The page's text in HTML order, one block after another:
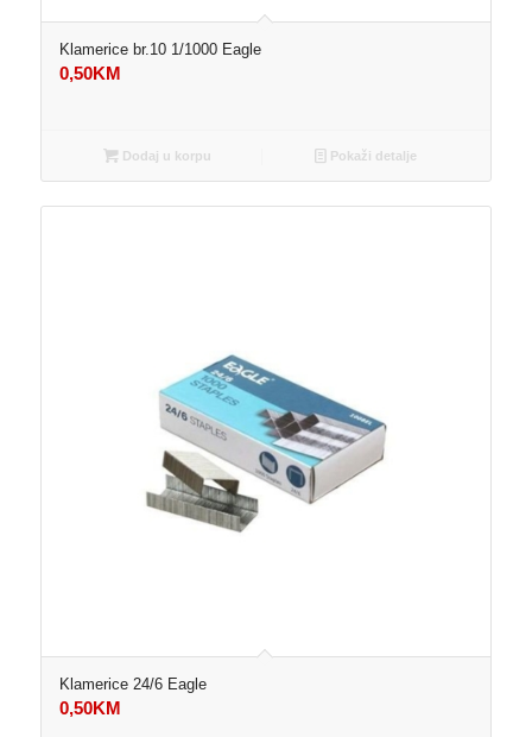
Klamerice br.10 1/1000 Eagle
0,50KM
Dodaj u korpu Pokaži detalje
Klamerice 24/6 Eagle
0,50KM